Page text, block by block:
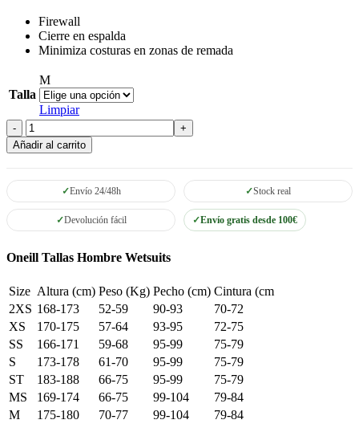
Firewall
Cierre en espalda
Minimiza costuras en zonas de remada
Talla
M
Limpiar
Neopreno
Hombre
O'Neill
Back
5/4
cantidad
Añadir al carrito
Envío 24/48h Stock real
Devolución fácil Envío gratis desde 100€
Oneill Tallas Hombre Wetsuits
Size Altura (cm) Peso (Kg) Pecho (cm) Cintura (cm
2XS 168-173 52-59 90-93
70-72
XS
170-175 57-64 93-95
72-75
SS
166-171 59-68 95-99
75-79
S
173-178 61-70 95-99
75-79
ST
183-188 66-75 95-99
75-79
MS
169-174 66-75 99-104
79-84
M
175-180 70-77 99-104
79-84